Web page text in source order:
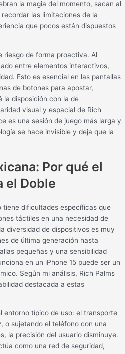
la magia del momento, sacan al
las limitaciones de la
que pocos están dispuestos
riesgo de forma proactiva. Al
entre elementos interactivos,
Esto es esencial en las pantallas
de botones para apostar,
la disposición con la de
visual y espacial de Rich
es una sesión de juego más larga y
se hace invisible y deja que la
Por qué el
el Doble
tiene dificultades específicas que
táctiles en una necesidad de
diversidad de dispositivos es muy
de última generación hasta
pequeñas y una sensibilidad
en un iPhone 15 puede ser un
Según mi análisis, Rich Palms
destacada a estas
entorno típico de uso: el transporte
o sujetando el teléfono con una
la precisión del usuario disminuye.
como una red de seguridad,